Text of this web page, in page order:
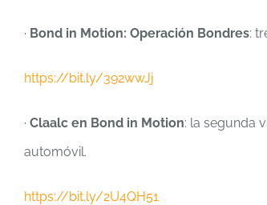
· Bond in Motion: Operación Bondres:
https://bit.ly/392wwJj
· Claalc en Bond in Motion: la segunda
automóvil.
https://bit.ly/2U4QH51